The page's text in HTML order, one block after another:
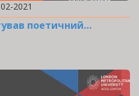
2021
поетичний…